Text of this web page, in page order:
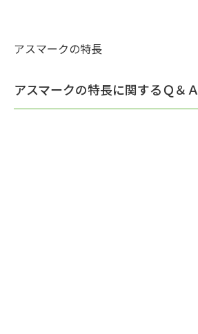
アスマークの特長
アスマークの特長に関するＱ＆Ａ